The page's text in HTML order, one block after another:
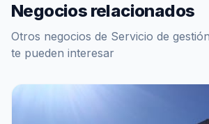
Negocios relacionados
Otros negocios de Servicio de
te pueden interesar